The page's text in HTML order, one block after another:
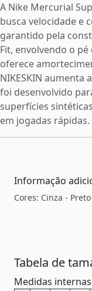
A Nike Mercurial
busca velocidade e
garantido pela
Fit, envolvendo o
oferece
NIKESKIN aumenta
foi desenvolvido
superfícies
em jogadas rápidas.
Informação
Cores: Cinza - Preto
Tabela de
Medidas